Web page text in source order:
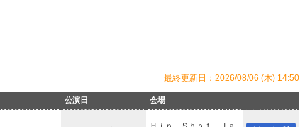
最終更新日：2026/08/06 (木) 14:50
公演日 会場
Ｈｉｐ Ｓｈｏｔ Ｊａ